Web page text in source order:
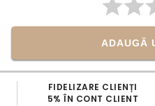
ADAUGĂ
FIDELIZARE CLIENȚI
5% ÎN CONT CLIENT